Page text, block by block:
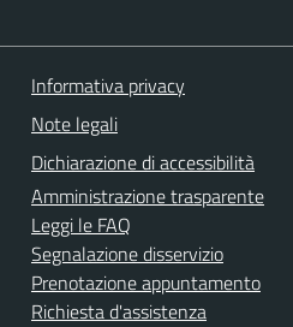
Informativa privacy
Note legali
Dichiarazione di accessibilità
Amministrazione trasparente
Leggi le FAQ
Segnalazione disservizio
Prenotazione appuntamento
Richiesta d'assistenza